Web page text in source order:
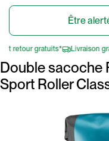
Être
retour gratuits* Livraison
Double sacoche
Sport Roller